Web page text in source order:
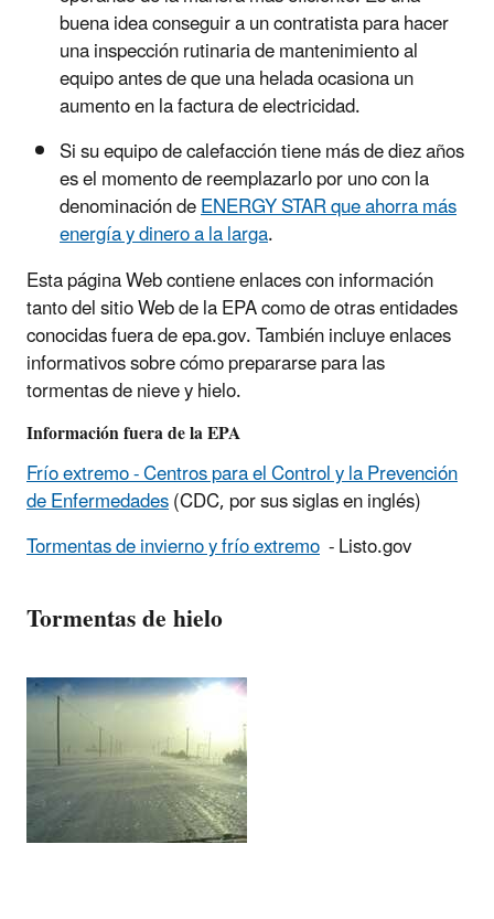
buena idea conseguir a un contratista para hacer
una inspección rutinaria de mantenimiento al
equipo antes de que una helada ocasiona un
aumento en la factura de electricidad.
Si su equipo de calefacción tiene más de diez años
es el momento de reemplazarlo por uno con la
denominación deENERGY STAR que ahorra más
energía y dinero a la larga.
Esta página Web contiene enlaces con información
tanto del sitio Web de la EPA como de otras entidades
conocidas fuera de epa.gov. También incluye enlaces
informativos sobre cómo prepararse para las
tormentas de nieve y hielo.
Información fuera de la EPA
Frío extremo - Centros para el Control y la Prevención
de Enfermedades(CDC, por sus siglas en inglés)
Tormentas de invierno y frío extremo - Listo.gov
Tormentas de hielo